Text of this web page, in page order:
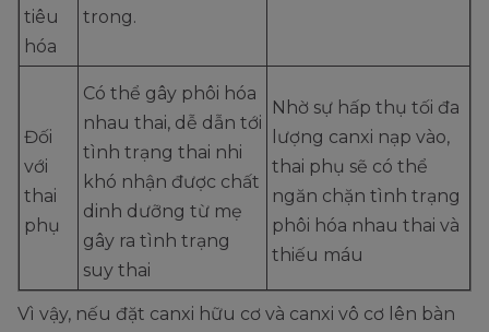
tiêu
hóa
trong.
Đối
với
thai
phụ
Có thể gây phôi hóa
nhau thai, dễ dẫn tới
tình trạng thai nhi
khó nhận được chất
dinh dưỡng từ mẹ
gây ra tình trạng
suy thai
Nhờ sự hấp thụ tối đa
lượng canxi nạp vào,
thai phụ sẽ có thể
ngăn chặn tình trạng
phôi hóa nhau thai và
thiếu máu
Vì vậy, nếu đặt canxi hữu cơ và canxi vô cơ lên bàn